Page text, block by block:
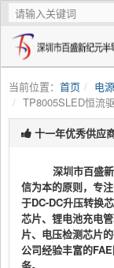
当前位置： 首页
电
TP8005SLED恒流
十一年优秀供应
深圳市百盛
信为本的原则，专
于DC-DC升压转换
芯片、锂电池充电
片、电压检测芯片
公司经验丰富的
务。